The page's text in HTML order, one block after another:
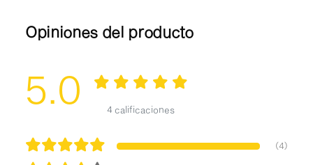
Opiniones del producto
5.0 4 calificaciones
(4)